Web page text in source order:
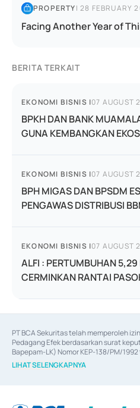
PROPERTY|28 FEBRUARY
Facing Another Year of
BERITA TERKAIT
EKONOMI BISNIS |07 AUGUST
BPKH DAN BANK
GUNA KEMBANGKAN
EKONOMI BISNIS |07 AUGUST
BPH MIGAS DAN BPSDM
PENGAWAS DISTRIBUSI
EKONOMI BISNIS |07 AUGUST
ALFI : PERTUMBUHAN 5,29
CERMINKAN RANTAI
PT BCA Sekuritas telah memperoleh
Pedagang Efek berdasarkan surat
Bapepam-LK) Nomor KEP-138/PM/
06/D.04/2014 tanggal 28 Februari 2014,
Efek berdasarkan surat keputusan
LIHAT SELENGKAPNYA